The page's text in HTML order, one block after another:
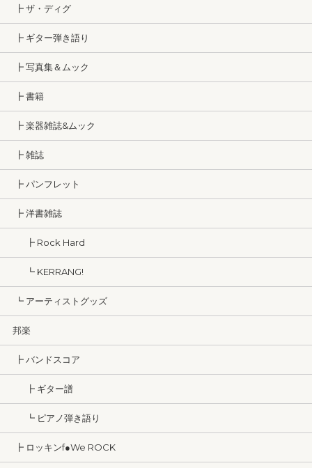
┣ ザ・ディグ
┣ ギター弾き語り
┣ 写真集＆ムック
┣ 書籍
┣ 楽器雑誌&ムック
┣ 雑誌
┣ パンフレット
┣ 洋書雑誌
┣ Rock Hard
┗ KERRANG!
┗ アーティストグッズ
邦楽
┣ バンドスコア
┣ ギター譜
┗ ピアノ弾き語り
┣ ロッキンf●We ROCK